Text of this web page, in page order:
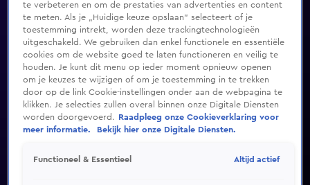
te verbeteren en om de prestaties van advertenties en content
te meten. Als je „Huidige keuze opslaan” selecteert of je
toestemming intrekt, worden deze trackingtechnologieën
uitgeschakeld. We gebruiken dan enkel functionele en essentiële
cookies om de website goed te laten functioneren en veilig te
houden. Je kunt dit menu op ieder moment opnieuw openen
om je keuzes te wijzigen of om je toestemming in te trekken
door op de link Cookie-instellingen onder aan de webpagina te
klikken. Je selecties zullen overal binnen onze Digitale Diensten
worden doorgevoerd.
Raadpleeg onze Cookieverklaring voor
meer informatie.
Bekijk hier onze Digitale Diensten.
Functioneel & Essentieel Altijd actief